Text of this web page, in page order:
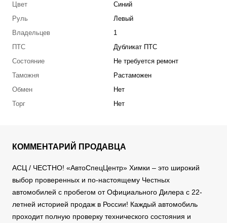
Цвет
Синий
Руль
Левый
Владельцев
1
ПТС
Дубликат ПТС
Состояние
Не требуется ремонт
Таможня
Растаможен
Обмен
Нет
Торг
Нет
КОММЕНТАРИЙ ПРОДАВЦА
АСЦ / ЧЕСТНО! «АвтоСпецЦентр» Химки – это широкий
выбор проверенных и по-настоящему Честных
автомобилей с пробегом от Официального Дилера с 22-
летней историей продаж в России! Каждый автомобиль
проходит полную проверку технического состояния и